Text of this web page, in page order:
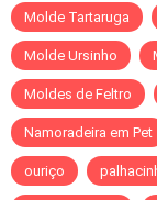
Molde Tartaruga
Molde Ursinho
Moldes de Feltro
Namoradeira em Pet
ouriço